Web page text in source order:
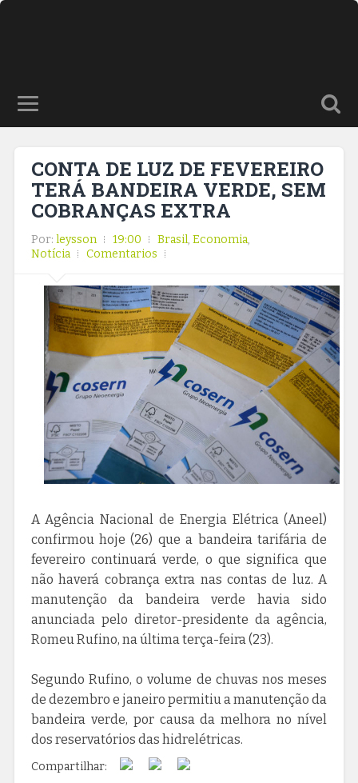
CONTA DE LUZ DE FEVEREIRO
TERÁ BANDEIRA VERDE, SEM
COBRANÇAS EXTRA
Por: leysson 19:00 Brasil, Economia,
Notícia
Comentarios
A Agência Nacional de Energia Elétrica (Aneel)
confirmou hoje (26) que a bandeira tarifária de
fevereiro continuará verde, o que significa que
não haverá cobrança extra nas contas de luz. A
manutenção da bandeira verde havia sido
anunciada pelo diretor-presidente da agência,
Romeu Rufino, na última terça-feira (23).
Segundo Rufino, o volume de chuvas nos meses
de dezembro e janeiro permitiu a manutenção da
bandeira verde, por causa da melhora no nível
dos reservatórios das hidrelétricas.
Compartilhar: